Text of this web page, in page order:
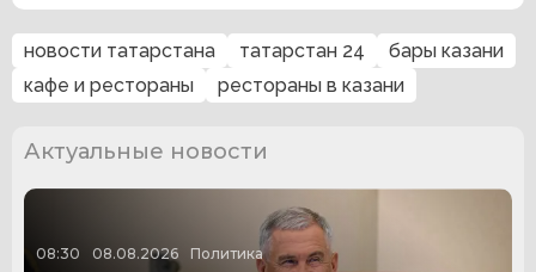
новости татарстана татарстан 24
бары казани
кафе и рестораны
рестораны в казани
Актуальные новости
08:30 08.08.2026 Политика